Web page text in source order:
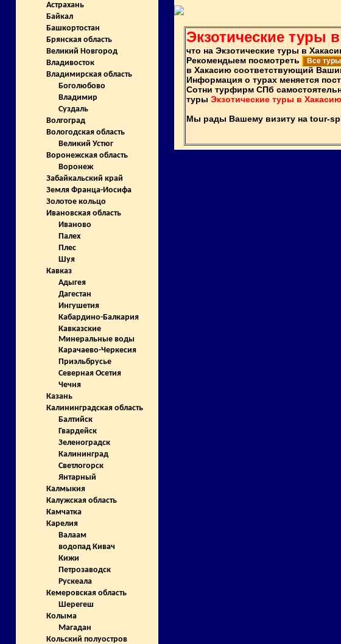
Астрахань
Байкал
Башкортостан
Брянская область
Великий Новгород
Владивосток
Владимирская область
Боголюбово
Владимир
Суздаль
Волгоград
Вологодская область
Великий Устюг
Воронежская область
Воронеж
Забайкальский край
Земля Франца-Иосифа
Золотое кольцо
Ивановская область
Иваново
Палех
Плес
Шуя
Кавказ
Адыгея
Дагестан
Ингушетия
Кабардино-Балкария
Кавказские
Минеральные воды
Карачаево-Черкесия
Приэльбрусье
Северная Осетия
Чечня
Казань
Калининградская область
Балтийск
Гвардейск
Зеленоградск
Калининград
Светлогорск
Янтарный
Калмыкия
Калужская область
Камчатка
Карелия
Валаам
водопад Кивач
Кижи
Петрозаводск
Рускеала
Кемеровская область
Шерегеш
Колыма
Магадан
Кольский полуостров
Экзотические туры
что на Экзотические туры в
Рекомендыем посмотреть
Все
в Хакасию соответствующий
Информация о турах меняется
Сотни турфирм СПб
туры Экзотические туры в Хакасию
Мы рады Вашему визиту на tour-